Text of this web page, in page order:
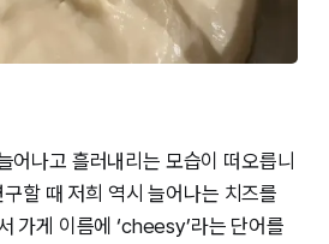
어나고 흘러내리는 모습이 떠오릅니
할 때 저희 역시 늘어나는 치즈를
가게 이름에 ‘cheesy’라는 단어를